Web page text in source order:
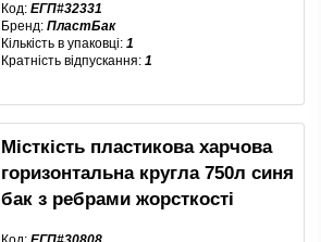
Код: ЕГП#32331
Бренд: ПластБак
Кількість в упаковці: 1
Кратність відпускання: 1
Місткість пластикова харчова
горизонтальна кругла 750л синя
бак з ребрами жорсткості